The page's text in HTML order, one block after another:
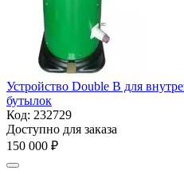
Устройство Double B для
бутылок
Код: 232729
Доступно для заказа
150 000 ₽